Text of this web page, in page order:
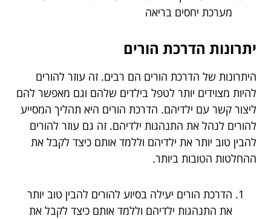
מערכת יחסים בריאה
יתרונות הדרכת הורים
היתרונות של הדרכת הורים הם רבים. זה עוזר להורים
להיות מצוידים יותר לטפל בילדים שלהם וגם מאפשר להם
ליצור קשר עם ילדיהם. הדרכת הורים היא תהליך המסייע
להורים לנהל את התנהגות ילדיהם. זה גם עוזר להורים
להבין טוב יותר את ילדיהם וללמד אותם כיצד לקבל את
ההחלטות הטובות ביותר.
הדרכת הורים יעילה בסיוע להורים להבין טוב יותר
את התנהגות ילדיהם וללמד אותם כיצד לקבל את